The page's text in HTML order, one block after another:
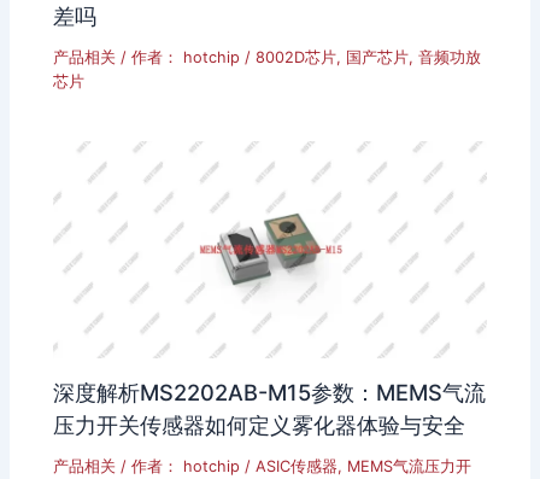
差吗
产品相关 / 作者： hotchip /8002D芯片, 国产芯片,音频功放
芯片
深度解析MS2202AB-M15参数：MEMS气流
压力开关传感器如何定义雾化器体验与安全
产品相关 / 作者： hotchip /ASIC传感器, MEMS气流压力开